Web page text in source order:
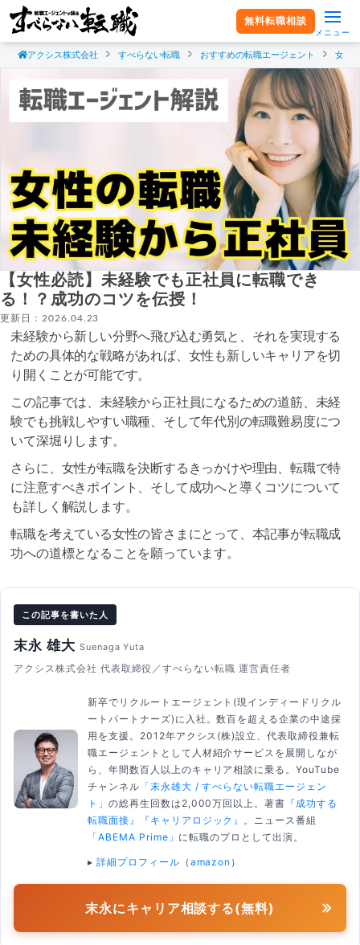
無料転職相談
メニュー
アクシス株式会社 すべらない転職 おすすめの転職エージェント 女性
【女性必読】未経験でも正社員に転職でき
る！？成功のコツを伝授！
更新日：2026.04.23
未経験から新しい分野へ飛び込む勇気と、それを実現する
ための具体的な戦略があれば、女性も新しいキャリアを切
り開くことが可能です。
この記事では、未経験から正社員になるための道筋、未経
験でも挑戦しやすい職種、そして年代別の転職難易度につ
いて深堀りします。
さらに、女性が転職を決断するきっかけや理由、転職で特
に注意すべきポイント、そして成功へと導くコツについて
も詳しく解説します。
転職を考えている女性の皆さまにとって、本記事が転職成
功への道標となることを願っています。
この記事を書いた人
末永 雄大 Suenaga Yuta
アクシス株式会社 代表取締役／すべらない転職 運営責任者
新卒でリクルートエージェント(現インディードリクル
ートパートナーズ)に入社。数百を超える企業の中途採
用を支援。2012年アクシス(株)設立、代表取締役兼転
職エージェントとして人材紹介サービスを展開しなが
ら、年間数百人以上のキャリア相談に乗る。YouTube
チャンネル 「末永雄大 / すべらない転職エージェン
ト」 の総再生回数は2,000万回以上。著書 『成功する
転職面接』
『キャリアロジック』
。ニュース番組
「ABEMA Prime」 に転職のプロとして出演。
▸ 詳細プロフィール （ amazon ）
末永にキャリア相談する(無料)